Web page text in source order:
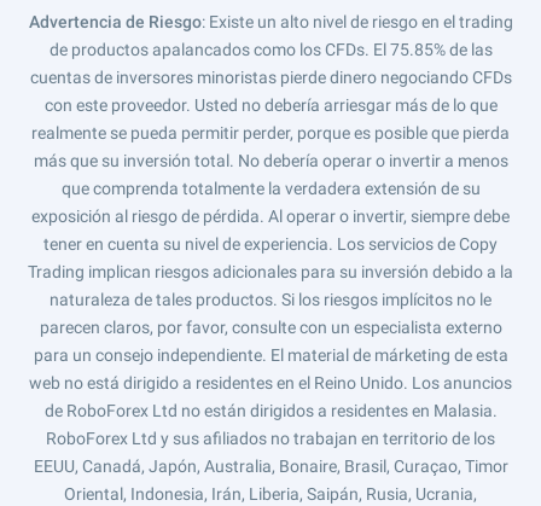
Advertencia de Riesgo: Existe un alto nivel de riesgo en el trading
de productos apalancados como los CFDs. El 75.85% de las
cuentas de inversores minoristas pierde dinero negociando CFDs
con este proveedor. Usted no debería arriesgar más de lo que
realmente se pueda permitir perder, porque es posible que pierda
más que su inversión total. No debería operar o invertir a menos
que comprenda totalmente la verdadera extensión de su
exposición al riesgo de pérdida. Al operar o invertir, siempre debe
tener en cuenta su nivel de experiencia. Los servicios de Copy
Trading implican riesgos adicionales para su inversión debido a la
naturaleza de tales productos. Si los riesgos implícitos no le
parecen claros, por favor, consulte con un especialista externo
para un consejo independiente. El material de márketing de esta
web no está dirigido a residentes en el Reino Unido. Los anuncios
de RoboForex Ltd no están dirigidos a residentes en Malasia.
RoboForex Ltd y sus afiliados no trabajan en territorio de los
EEUU, Canadá, Japón, Australia, Bonaire, Brasil, Curaçao, Timor
Oriental, Indonesia, Irán, Liberia, Saipán, Rusia, Ucrania,